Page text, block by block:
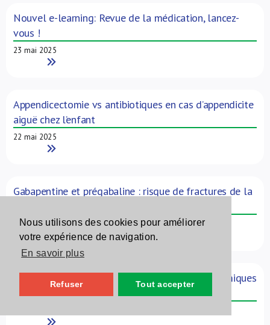
Nous utilisons des cookies pour améliorer
votre expérience de navigation.
En savoir plus
Refuser Tout accepter
Nouvel e-learning: Revue de la médication, lancez-
vous !
23 mai 2025
Read More
Appendicectomie vs antibiotiques en cas d’appendicite
aiguë chez l’enfant
22 mai 2025
Read More
Gabapentine et prégabaline : risque de fractures de la
22 mai 2025
Read More
Risque de bradycardie sévère avec les antiarythmiques
dans la fibrillation auriculaire
Read More